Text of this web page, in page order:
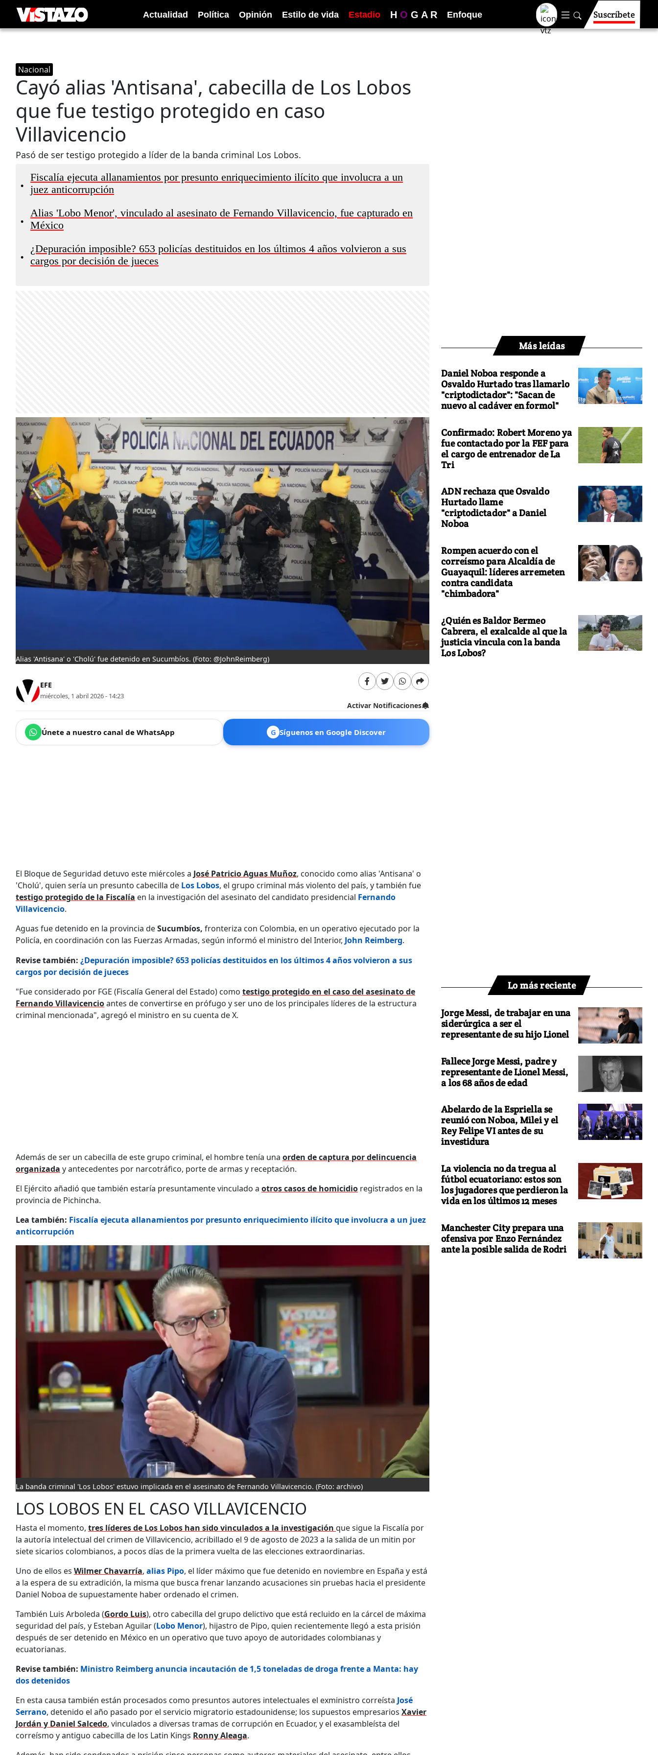
Actualidad Política Opinión Estilo de vida Estadio H O G A R Enfoque Suscríbete
Nacional
Cayó alias 'Antisana', cabecilla de Los Lobos
que fue testigo protegido en caso
Villavicencio
Pasó de ser testigo protegido a líder de la banda criminal Los Lobos.
•
Fiscalía ejecuta allanamientos por presunto enriquecimiento ilícito que involucra a un
juez anticorrupción
•
Alias 'Lobo Menor', vinculado al asesinato de Fernando Villavicencio, fue capturado en
México
•
¿Depuración imposible? 653 policías destituidos en los últimos 4 años volvieron a sus
cargos por decisión de jueces
Alias 'Antisana' o 'Cholú' fue detenido en Sucumbíos. (Foto: @JohnReimberg)
EFE
miércoles, 1 abril 2026 - 14:23
Activar Notificaciones
Únete a nuestro canal de WhatsApp G Síguenos en Google Discover
El Bloque de Seguridad detuvo este miércoles a José Patricio Aguas Muñoz, conocido como alias 'Antisana' o
'Cholú', quien sería un presunto cabecilla de Los Lobos, el grupo criminal más violento del país, y también fue
testigo protegido de la Fiscalía en la investigación del asesinato del candidato presidencial Fernando
Villavicencio.
Aguas fue detenido en la provincia deSucumbíos, fronteriza con Colombia, en un operativo ejecutado por la
Policía, en coordinación con las Fuerzas Armadas, según informó el ministro del Interior, John Reimberg.
Revise también: ¿Depuración imposible? 653 policías destituidos en los últimos 4 años volvieron a sus
cargos por decisión de jueces
"Fue considerado por FGE (Fiscalía General del Estado) como testigo protegido en el caso del asesinato de
Fernando Villavicencioantes de convertirse en prófugo y ser uno de los principales líderes de la estructura
criminal mencionada", agregó el ministro en su cuenta de X.
Además de ser un cabecilla de este grupo criminal, el hombre tenía una orden de captura por delincuencia
organizada y antecedentes por narcotráfico, porte de armas y receptación.
El Ejército añadió que también estaría presuntamente vinculado a otros casos de homicidio registrados en la
provincia de Pichincha.
Lea también: Fiscalía ejecuta allanamientos por presunto enriquecimiento ilícito que involucra a un juez
anticorrupción
La banda criminal 'Los Lobos' estuvo implicada en el asesinato de Fernando Villavicencio. (Foto: archivo)
LOS LOBOS EN EL CASO VILLAVICENCIO
Hasta el momento, tres líderes de Los Lobos han sido vinculados a la investigación que sigue la Fiscalía por
la autoría intelectual del crimen de Villavicencio, acribillado el 9 de agosto de 2023 a la salida de un mitin por
siete sicarios colombianos, a pocos días de la primera vuelta de las elecciones extraordinarias.
Uno de ellos es Wilmer Chavarría, alias Pipo, el líder máximo que fue detenido en noviembre en España y está
a la espera de su extradición, la misma que busca frenar lanzando acusaciones sin pruebas hacia el presidente
Daniel Noboa de supuestamente haber ordenado el crimen.
También Luis Arboleda (Gordo Luis), otro cabecilla del grupo delictivo que está recluido en la cárcel de máxima
seguridad del país, y Esteban Aguilar (Lobo Menor), hijastro de Pipo, quien recientemente llegó a esta prisión
después de ser detenido en México en un operativo que tuvo apoyo de autoridades colombianas y
ecuatorianas.
Revise también: Ministro Reimberg anuncia incautación de 1,5 toneladas de droga frente a Manta: hay
dos detenidos
En esta causa también están procesados como presuntos autores intelectuales el exministro correísta José
Serrano, detenido el año pasado por el servicio migratorio estadounidense; los supuestos empresarios Xavier
Jordán y Daniel Salcedo, vinculados a diversas tramas de corrupción en Ecuador, y el exasambleísta del
correísmo y antiguo cabecilla de los Latin Kings Ronny Aleaga.
Más leídas
Daniel Noboa responde a
Osvaldo Hurtado tras llamarlo
"criptodictador": "Sacan de
nuevo al cadáver en formol"
Confirmado: Robert Moreno ya
fue contactado por la FEF para
el cargo de entrenador de La
Tri
ADN rechaza que Osvaldo
Hurtado llame
"criptodictador" a Daniel
Noboa
Rompen acuerdo con el
correísmo para Alcaldía de
Guayaquil: líderes arremeten
contra candidata
"chimbadora"
¿Quién es Baldor Bermeo
Cabrera, el exalcalde al que la
justicia vincula con la banda
Los Lobos?
Lo más reciente
Jorge Messi, de trabajar en una
siderúrgica a ser el
representante de su hijo Lionel
Fallece Jorge Messi, padre y
representante de Lionel Messi,
a los 68 años de edad
Abelardo de la Espriella se
reunió con Noboa, Milei y el
Rey Felipe VI antes de su
investidura
La violencia no da tregua al
fútbol ecuatoriano: estos son
los jugadores que perdieron la
vida en los últimos 12 meses
Manchester City prepara una
ofensiva por Enzo Fernández
ante la posible salida de Rodri